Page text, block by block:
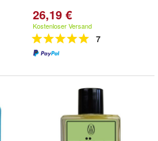
26,19 €
Kostenloser Versand
7